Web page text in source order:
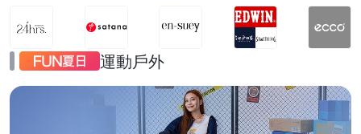
運動戶外